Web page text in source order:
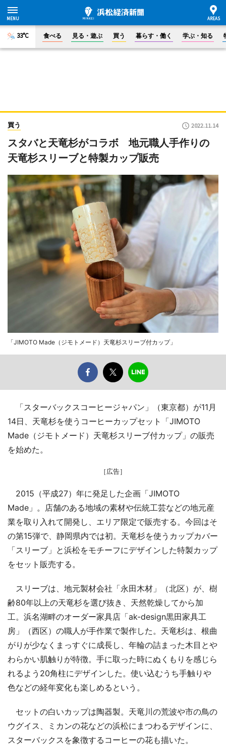
33°C 食べる 見る・遊ぶ 買う 暮らす・働く 学ぶ・知る
買う 2022.11.14
スタバと天竜杉がコラボ 地元職人手作りの
天竜杉スリーブと特製カップ販売
「JIMOTO Made（ジモトメード）天竜杉スリーブ付カップ」
「スターバックスコーヒージャパン」（東京都）が11月
14日、天竜杉を使うコーヒーカップセット「JIMOTO
Made（ジモトメード）天竜杉スリーブ付カップ」の販売
を始めた。
［広告］
2015（平成27）年に発足した企画「JIMOTO
Made」。店舗のある地域の素材や伝統工芸などの地元産
業を取り入れて開発し、エリア限定で販売する。今回はそ
の第15弾で、静岡県内では初。天竜杉を使うカップカバー
「スリーブ」と浜松をモチーフにデザインした特製カップ
をセット販売する。
スリーブは、地元製材会社「永田木材」（北区）が、樹
齢80年以上の天竜杉を選び抜き、天然乾燥してから加
工。浜名湖畔のオーダー家具店「ak-design黒田家具工
房」（西区）の職人が手作業で製作した。天竜杉は、根曲
がりが少なくまっすぐに成長し、年輪の詰まった木目とや
わらかい肌触りが特徴。手に取った時にぬくもりを感じら
れるよう20角柱にデザインした。使い込むうち手触りや
色などの経年変化も楽しめるという。
セットの白いカップは陶器製。天竜川の荒波や市の鳥の
ウグイス、ミカンの花などの浜松にまつわるデザインに、
スターバックスを象徴するコーヒーの花も描いた。